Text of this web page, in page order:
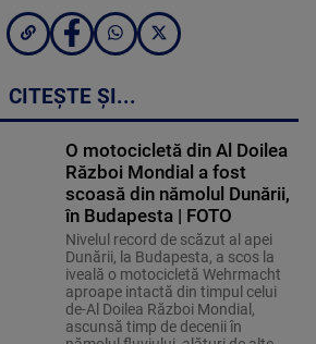
CITEȘTE ȘI...
O motocicletă din Al Doilea
Război Mondial a fost
scoasă din nămolul Dunării,
în Budapesta | FOTO
Nivelul record de scăzut al apei
Dunării, la Budapesta, a scos la
iveală o motocicletă Wehrmacht
aproape intactă din timpul celui
de-Al Doilea Război Mondial,
ascunsă timp de decenii în